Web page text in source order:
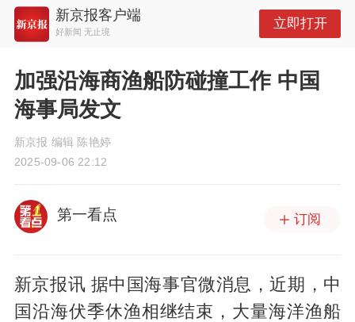
新京报客户端
好新闻 无止境
立即打开
加强沿海商渔船防碰撞工作 中国
海事局发文
新京报 编辑 陈艳婷
2025-09-06 22:12
第一看点 订阅
新京报讯 据中国海事官微消息，近期，中
国沿海伏季休渔相继结束，大量海洋渔船